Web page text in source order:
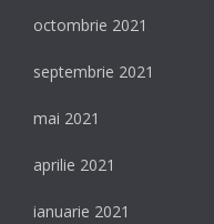
octombrie 2021
septembrie 2021
mai 2021
aprilie 2021
ianuarie 2021